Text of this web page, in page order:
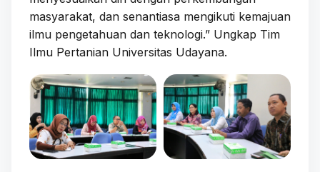
masyarakat, dan senantiasa mengikuti kemajuan
ilmu pengetahuan dan teknologi.” Ungkap Tim
Ilmu Pertanian Universitas Udayana.